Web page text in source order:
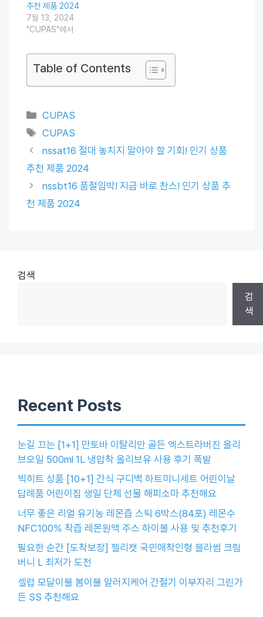
추천 제품 2024
7월 13, 2024
"CUPAS"에서
Table of Contents
Categories
CUPAS
Tags
CUPAS
nssat16 절대 놓치지 말아야 할 기회! 인기 상품
추천 제품 2024
nssbt16 품절임박! 지금 바로 찬스! 인기 상품 추
천 제품 2024
검색
검
색
Recent Posts
눈길 끄는 [1+1] 만토바 이탈리안 골든 엑스트라버진 올리
브오일 500ml 1L 냉압착 올리브유 사용 후기 폭발
빅히트 상품 [10+1] 간식 구디백 하트미니세트 어린이날
답례품 어린이집 생일 단체 선물 해피소마 추천해요
너무 좋은 리얼 유기농 레몬즙 스틱 6박스(84포) 레몬수
NFC100% 착즙 레몬원액 주스 하이볼 사용 및 추천후기
필요한 순간 [도착보장] 젤리캣 국민애착인형 블라썸 크림
버니 L 최저가 도전
셀럽 모달이불 봄이불 알러지케어 간절기 이부자리 그린가
든 SS 추천해요